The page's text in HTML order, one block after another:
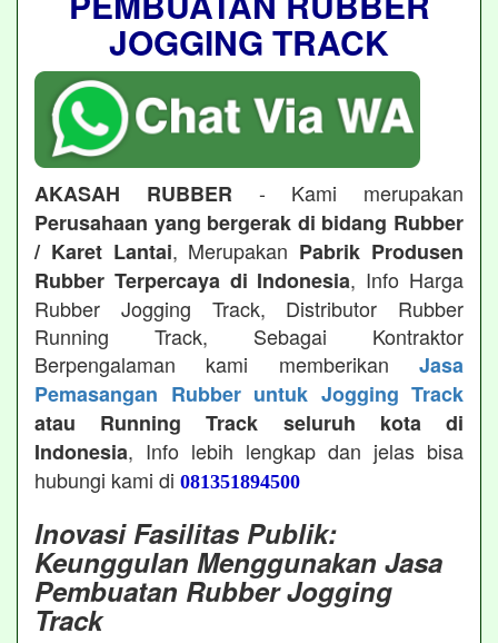
JOGGING TRACK
AKASAH RUBBER - Kami merupakan
Perusahaan yang bergerak di bidang Rubber
/ Karet Lantai, Merupakan Pabrik Produsen
Rubber Terpercaya di Indonesia, Info Harga
Rubber Jogging Track, Distributor Rubber
Running Track, Sebagai Kontraktor
Berpengalaman kami memberikan Jasa
Pemasangan Rubber untuk Jogging Track
atau Running Track seluruh kota di
Indonesia, Info lebih lengkap dan jelas bisa
hubungi kami di 081351894500
Inovasi Fasilitas Publik:
Keunggulan Menggunakan Jasa
Pembuatan Rubber Jogging
Track